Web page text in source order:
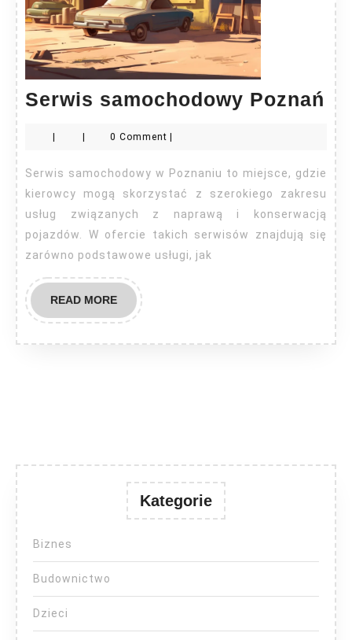
Serwis samochodowy Poznań
0 Comment
Serwis samochodowy w Poznaniu to miejsce, gdzie
kierowcy mogą skorzystać z szerokiego zakresu
usług związanych z naprawą i konserwacją
pojazdów. W ofercie takich serwisów znajdują się
zarówno podstawowe usługi, jak
READ MOREREAD
MORE
Kategorie
Biznes
Budownictwo
Dzieci